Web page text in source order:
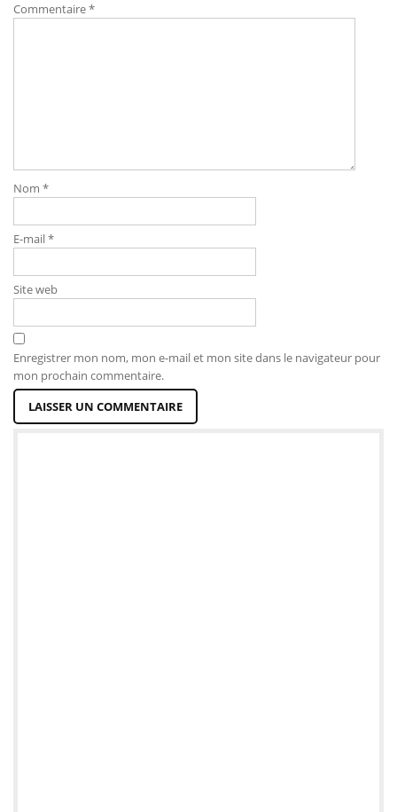
Commentaire*
Nom *
E-mail*
Site web
Enregistrer mon nom, mon e-mail et mon site dans le navigateur pour
mon prochain commentaire.